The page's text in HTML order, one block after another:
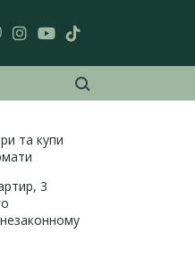
та купи
3